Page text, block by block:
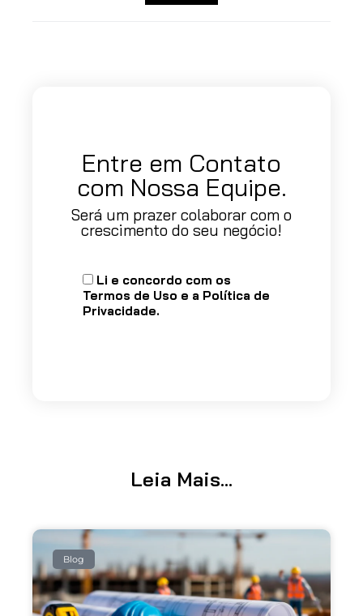
Entre em Contato
com Nossa Equipe.
Será um prazer colaborar com o
crescimento do seu negócio!
Li e concordo com os
Termos de Uso e a Política de
Privacidade.
Leia Mais...
Blog